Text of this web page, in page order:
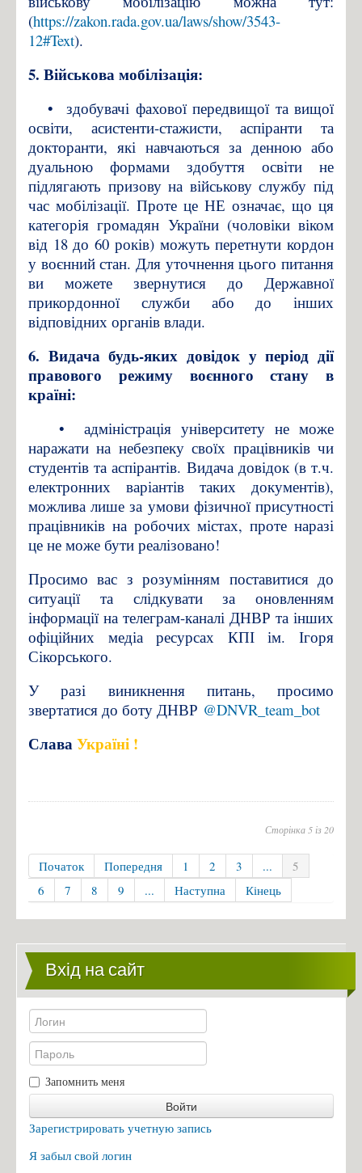
(https://zakon.rada.gov.ua/laws/show/3543-
12#Text).
5. Військова мобілізація:
•
здобувачі фахової передвищої та вищої
освіти, асистенти-стажисти, аспіранти та
докторанти, які навчаються за денною або
дуальною формами здобуття освіти не
підлягають призову на військову службу під
час мобілізації. Проте це НЕ означає, що ця
категорія громадян України (чоловіки віком
від 18 до 60 років) можуть перетнути кордон
у воєнний стан. Для уточнення цього питання
ви можете звернутися до Державної
прикордонної служби або до інших
відповідних органів влади.
6. Видача будь-яких довідок у період дії
правового режиму воєнного стану в
країні:
•
адміністрація університету не може
наражати на небезпеку своїх працівників чи
студентів та аспірантів. Видача довідок (в т.ч.
електронних варіантів таких документів),
можлива лише за умови фізичної присутності
працівників на робочих містах, проте наразі
це не може бути реалізовано!
Просимо вас з розумінням поставитися до
ситуації та слідкувати за оновленням
інформації на телеграм-каналі ДНВР та інших
офіційних медіа ресурсах КПІ ім. Ігоря
Сікорського.
У разі виникнення питань, просимо
звертатися до боту ДНВР @DNVR_team_bot
СлаваУкраїні !
Сторінка 5 із 20
Початок Попередня 1 2 3 ...
5
6
7 8 9 ... Наступна Кінець
Вхід на сайт
Запомнить меня
Войти
Зарегистрировать учетную запись
Я забыл свой логин